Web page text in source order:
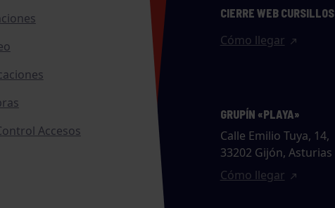
Accesos
CIERRE WEB CURSILLOS
Cómo llegar
GRUPÍN «PLAYA»
Calle Emilio Tuya, 14,
33202 Gijón, Asturias
Cómo llegar